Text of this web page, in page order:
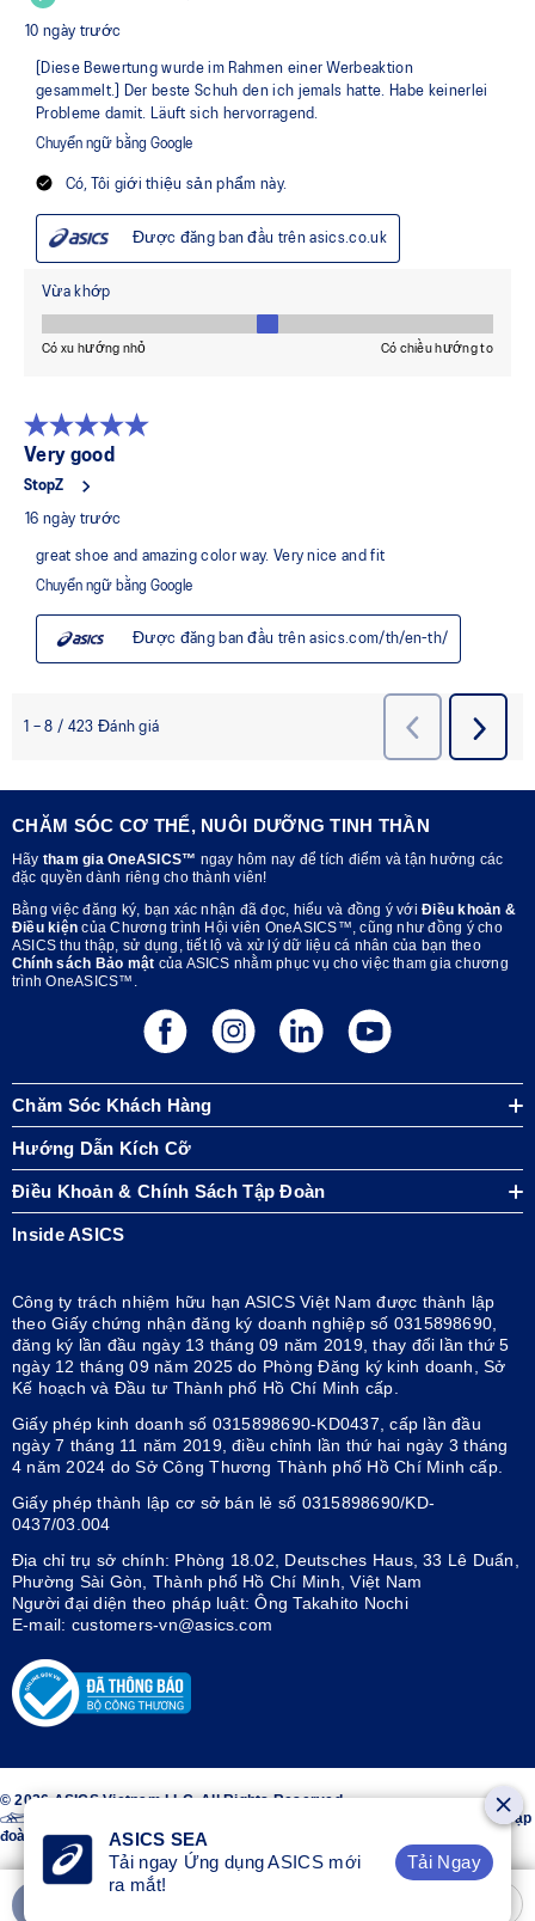
CHĂM SÓC CƠ THỂ, NUÔI DƯỠNG TINH THẦN
Hãy tham gia OneASICS™ ngay hôm nay để tích điểm và tận hưởng các
đặc quyền dành riêng cho thành viên!
Bằng việc đăng ký, bạn xác nhận đã đọc, hiểu và đồng ý với Điều khoản &
Điều kiện của Chương trình Hội viên OneASICS™, cũng như đồng ý cho
ASICS thu thập, sử dụng, tiết lộ và xử lý dữ liệu cá nhân của bạn theo
Chính sách Bảo mật của ASICS nhằm phục vụ cho việc tham gia chương
trình OneASICS™.
Chăm Sóc Khách Hàng
Hướng Dẫn Kích Cỡ
Điều Khoản & Chính Sách Tập Đoàn
Inside ASICS
Công ty trách nhiệm hữu hạn ASICS Việt Nam được thành lập
theo Giấy chứng nhận đăng ký doanh nghiệp số 0315898690,
đăng ký lần đầu ngày 13 tháng 09 năm 2019, thay đổi lần thứ 5
ngày 12 tháng 09 năm 2025 do Phòng Đăng ký kinh doanh, Sở
Kế hoạch và Đầu tư Thành phố Hồ Chí Minh cấp.
Giấy phép kinh doanh số 0315898690-KD0437, cấp lần đầu
ngày 7 tháng 11 năm 2019, điều chỉnh lần thứ hai ngày 3 tháng
4 năm 2024 do Sở Công Thương Thành phố Hồ Chí Minh cấp.
Giấy phép thành lập cơ sở bán lẻ số 0315898690/KD-
0437/03.004
Địa chỉ trụ sở chính: Phòng 18.02, Deutsches Haus, 33 Lê Duẩn,
Phường Sài Gòn, Thành phố Hồ Chí Minh, Việt Nam
Người đại diện theo pháp luật: Ông Takahito Nochi
E-mail: customers-vn@asics.com
© 2026 ASICS Vietnam LLC. All Rights Reserved.
Thiết kế sọc trên hai bên giày ASICS® là nhãn hiệu đã đăng ký của Tập
đoàn ASICS.
ASICS SEA
Tải ngay Ứng dụng ASICS mới
ra mắt!
Tải Ngay